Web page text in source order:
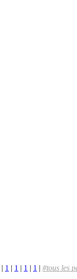
| 1 | 1 | 1 | 1 | #tous les